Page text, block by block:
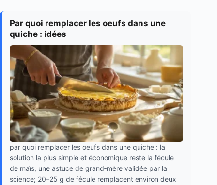
Par quoi remplacer les oeufs dans une
quiche : idées
par quoi remplacer les oeufs dans une quiche : la
solution la plus simple et économique reste la fécule
de maïs, une astuce de grand‑mère validée par la
science; 20–25 g de fécule remplacent environ deux